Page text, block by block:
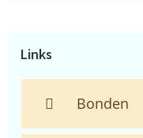
Links
Bonden